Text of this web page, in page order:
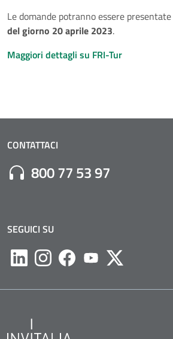
Le domande potranno essere presentate
del giorno 20 aprile 2023.
Maggiori dettagli su FRI-Tur
CONTATTACI
Numero di Telefono:
800 77 53 97
SEGUICI SU
LikedinInstagramFacebookYoutubeTwitter